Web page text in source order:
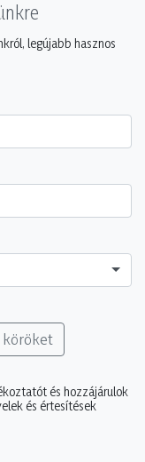
legújabb hasznos
köröket
és hozzájárulok
és értesítések